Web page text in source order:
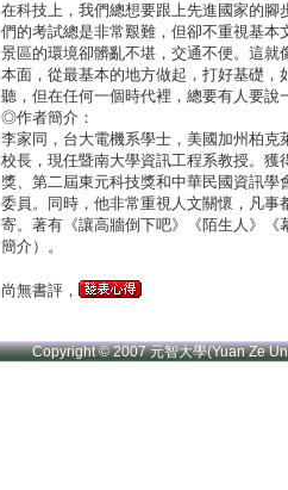
在科技上，我們總想要跟上先進國家的
們的考試總是非常艱難，但卻不重視基
景區的環境卻髒亂不堪，交通不便。這
本面，從最基本的地方做起，打好基礎
聽，但在任何一個時代裡，總要有人要
◎作者簡介：
李家同，台大電機系學士，美國加州柏
校長，現任暨南大學資訊工程系教授。
獎、第二屆東元科技獎和中華民國資訊
委員。同時，他非常重視人文關懷，凡
寄。著有《讓高牆倒下吧》《陌生人》
簡介）。
尚無書評，
Copyright © 2007 元智大學(Yuan Ze